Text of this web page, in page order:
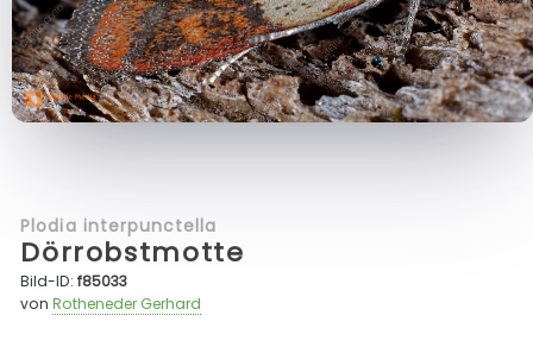
Plodia interpunctella
Dörrobstmotte
Bild-ID:f85033
vonRotheneder Gerhard